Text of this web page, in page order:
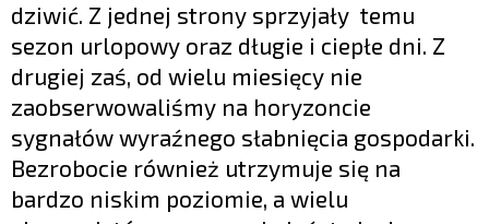
dziwić. Z jednej strony sprzyjały temu
sezon urlopowy oraz długie i ciepłe dni. Z
drugiej zaś, od wielu miesięcy nie
zaobserwowaliśmy na horyzoncie
sygnałów wyraźnego słabnięcia gospodarki.
Bezrobocie również utrzymuje się na
bardzo niskim poziomie, a wielu